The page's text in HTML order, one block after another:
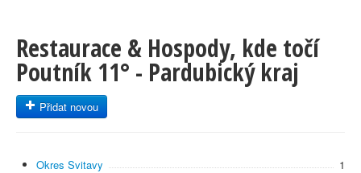
Restaurace & Hospody, kde točí
Poutník 11° - Pardubický kraj
Přidat novou
Okres Svitavy 1